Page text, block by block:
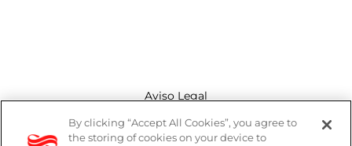
Aviso Legal
Canal de denuncias
By clicking “Accept All Cookies”, you agree to
the storing of cookies on your device to